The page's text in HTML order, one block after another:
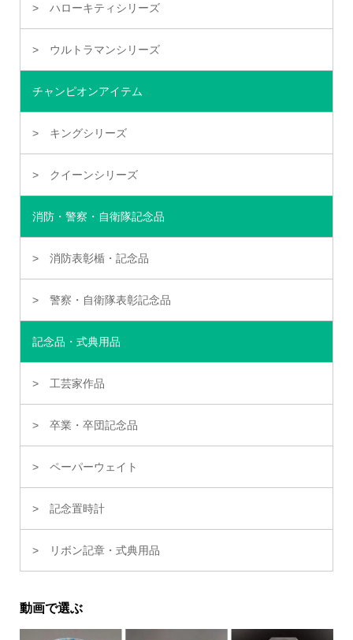
ハローキティシリーズ
ウルトラマンシリーズ
チャンピオンアイテム
キングシリーズ
クイーンシリーズ
消防・警察・自衛隊記念品
消防表彰楯・記念品
警察・自衛隊表彰記念品
記念品・式典用品
工芸家作品
卒業・卒団記念品
ペーパーウェイト
記念置時計
リボン記章・式典用品
動画で選ぶ